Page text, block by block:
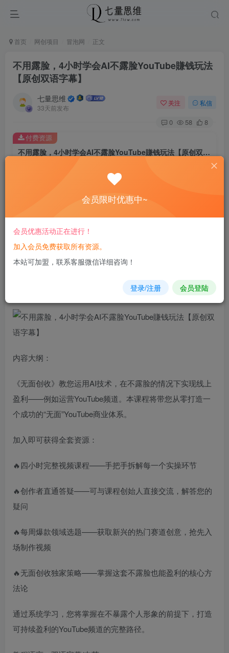
首页 网创项目 冒泡网 正文
不用露脸，4小时学会AI不露脸YouTube賺钱玩法
【原创双语字幕】
七量思维
33天前发布
关注 私信
0 58 8
不用露脸，4小时学会AI不露脸YouTube賺钱玩法【原创双语字幕】
8.8
免费
您当前未登录！建议登陆后购买，可保存购买订单
付费资源
内容大纲：
《无面创收》教您运用AI技术，在不露脸的情况下实现线上
盈利——例如运营YouTube频道。本课程将带您从零打造一
个成功的“无面”YouTube商业体系。
加入即可获得全套资源：
🔥四小时完整视频课程——手把手拆解每一个实操环节
🔥创作者直通答疑——可与课程创始人直接交流，解答您的
疑问
🔥每周爆款领域选题——获取新兴的热门赛道创意，抢先入
场制作视频
🔥无面创收独家策略——掌握这套不露脸也能盈利的核心方
法论
通过系统学习，您将掌握在不暴露个人形象的前提下，打造
可持续盈利的YouTube频道的完整路径。
会员限时优惠中~
会员优惠活动正在进行！
加入会员免费获取所有资源。
本站可加盟，联系客服微信详细咨询！
登录/注册 会员登陆